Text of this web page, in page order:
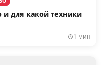
и для какой техники
1 мин